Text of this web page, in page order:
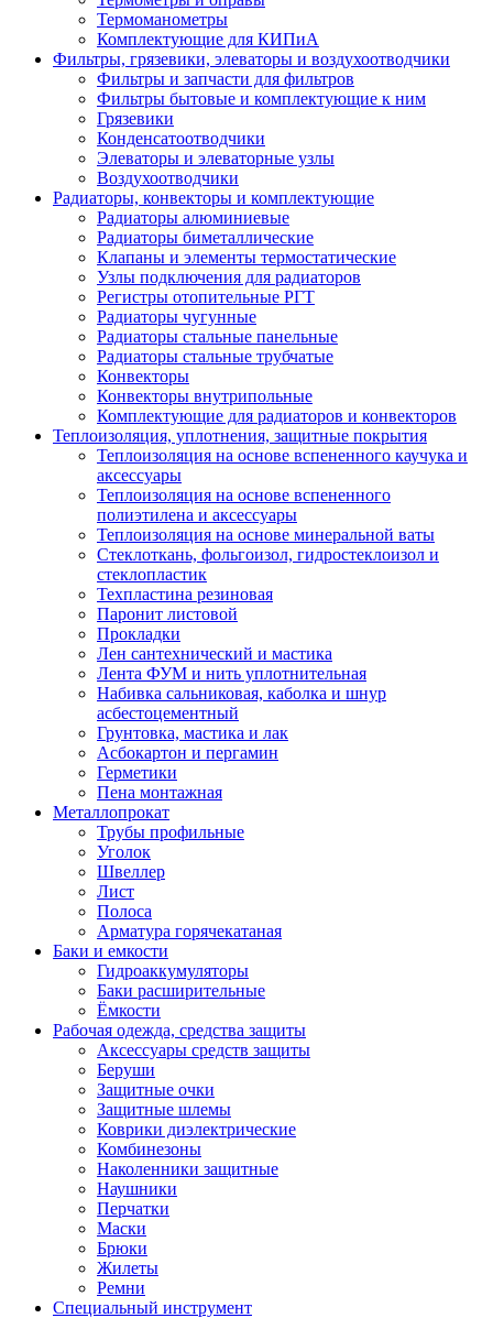
Термоманометры
Комплектующие для КИПиА
Фильтры, грязевики, элеваторы и воздухоотводчики
Фильтры и запчасти для фильтров
Фильтры бытовые и комплектующие к ним
Грязевики
Конденсатоотводчики
Элеваторы и элеваторные узлы
Воздухоотводчики
Радиаторы, конвекторы и комплектующие
Радиаторы алюминиевые
Радиаторы биметаллические
Клапаны и элементы термостатические
Узлы подключения для радиаторов
Регистры отопительные РГТ
Радиаторы чугунные
Радиаторы стальные панельные
Радиаторы стальные трубчатые
Конвекторы
Конвекторы внутрипольные
Комплектующие для радиаторов и конвекторов
Теплоизоляция, уплотнения, защитные покрытия
Теплоизоляция на основе вспененного каучука и
аксессуары
Теплоизоляция на основе вспененного
полиэтилена и аксессуары
Теплоизоляция на основе минеральной ваты
Стеклоткань, фольгоизол, гидростеклоизол и
стеклопластик
Техпластина резиновая
Паронит листовой
Прокладки
Лен сантехнический и мастика
Лента ФУМ и нить уплотнительная
Набивка сальниковая, каболка и шнур
асбестоцементный
Грунтовка, мастика и лак
Асбокартон и пергамин
Герметики
Пена монтажная
Металлопрокат
Трубы профильные
Уголок
Швеллер
Лист
Полоса
Арматура горячекатаная
Баки и емкости
Гидроаккумуляторы
Баки расширительные
Ёмкости
Рабочая одежда, средства защиты
Аксессуары средств защиты
Беруши
Защитные очки
Защитные шлемы
Коврики диэлектрические
Комбинезоны
Наколенники защитные
Наушники
Перчатки
Маски
Брюки
Жилеты
Ремни
Специальный инструмент